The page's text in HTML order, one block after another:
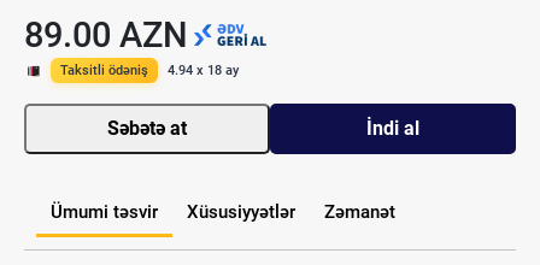
89.00 AZN
Taksitli ödəniş 4.94 x 18 ay
Səbətə at İndi al
Ümumi təsvir Xüsusiyyətlər Zəmanət